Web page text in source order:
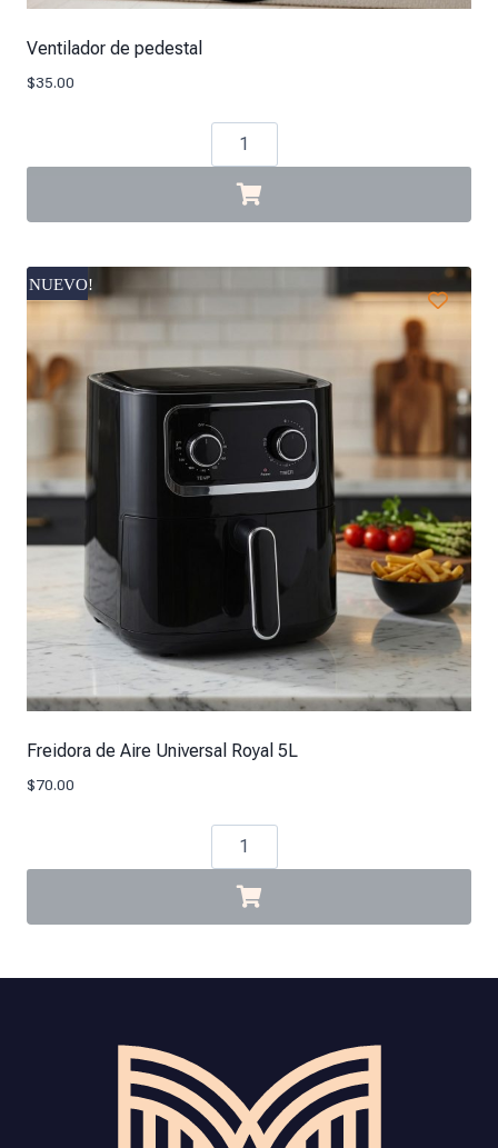
Ventilador de pedestal
$35.00
NUEVO!
Freidora de Aire Universal Royal 5L
$70.00